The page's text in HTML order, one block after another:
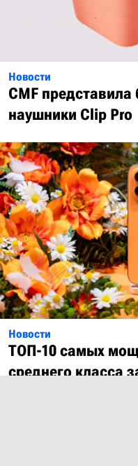
Новости
CMF
наушники Clip Pro
Новости
ТОП-10 самых
среднего класса